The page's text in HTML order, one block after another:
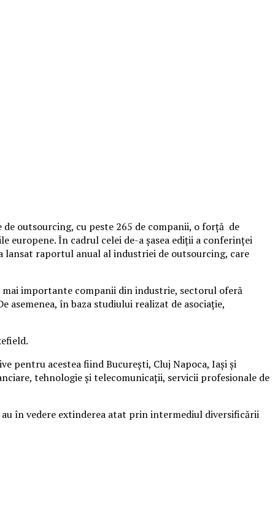
de outsourcing, cu peste 265 de companii, o forţă de
În cadrul celei de-a şasea ediţii a conferinţei
lansat raportul anual al industriei de outsourcing, care
mai importante companii din industrie, sectorul oferă
asemenea, în baza studiului realizat de asociaţie,
pentru acestea fiind Bucureşti, Cluj Napoca, Iaşi şi
tehnologie şi telecomunicaţii, servicii profesionale de
au în vedere extinderea atat prin intermediul diversificării